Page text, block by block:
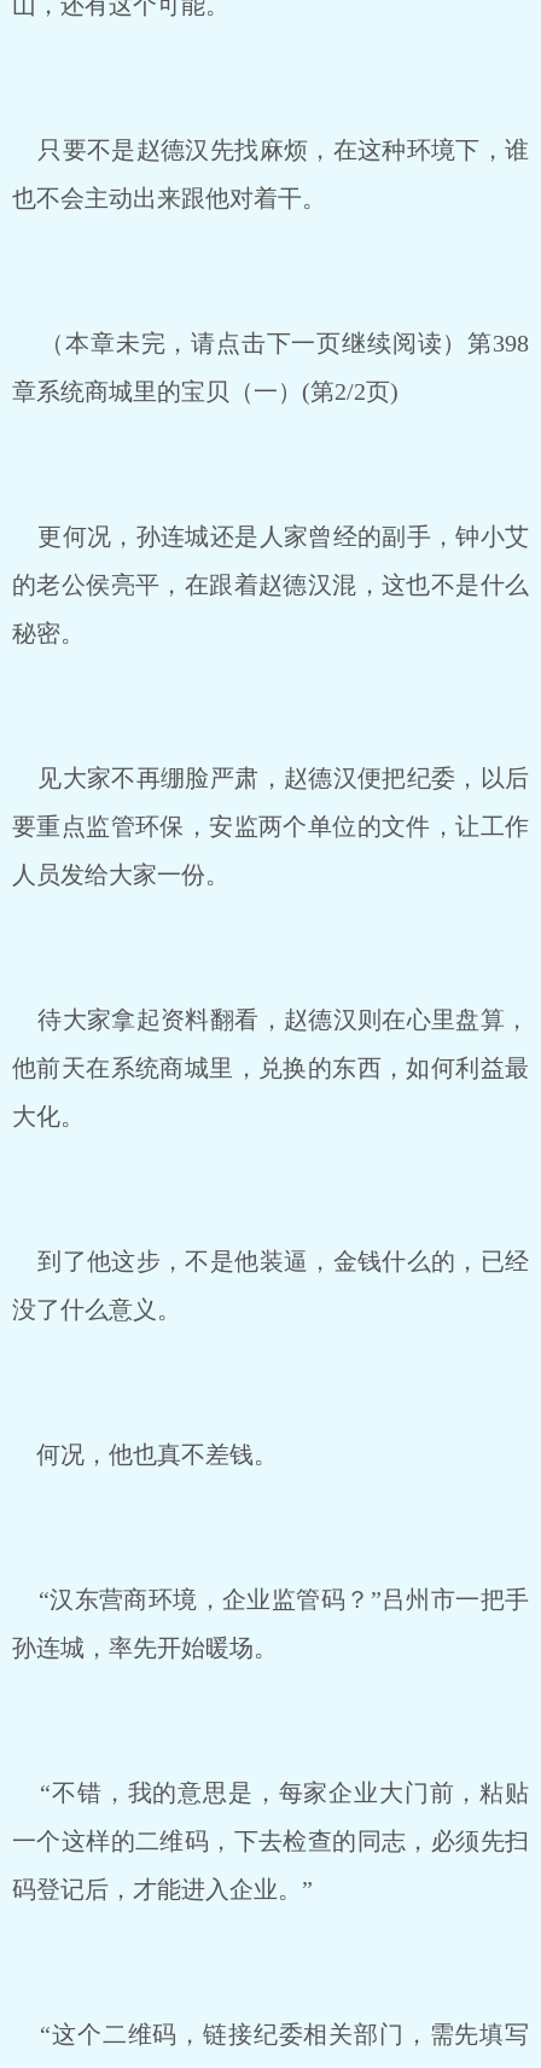
只要不是赵德汉先找麻烦，在这种环境下，谁
也不会主动出来跟他对着干。
（本章未完，请点击下一页继续阅读）第398
章系统商城里的宝贝（一）(第2/2页)
更何况，孙连城还是人家曾经的副手，钟小艾
的老公侯亮平，在跟着赵德汉混，这也不是什么
秘密。
见大家不再绷脸严肃，赵德汉便把纪委，以后
要重点监管环保，安监两个单位的文件，让工作
人员发给大家一份。
待大家拿起资料翻看，赵德汉则在心里盘算，
他前天在系统商城里，兑换的东西，如何利益最
大化。
到了他这步，不是他装逼，金钱什么的，已经
没了什么意义。
何况，他也真不差钱。
“汉东营商环境，企业监管码？”吕州市一把手
孙连城，率先开始暖场。
“不错，我的意思是，每家企业大门前，粘贴
一个这样的二维码，下去检查的同志，必须先扫
码登记后，才能进入企业。”
“这个二维码，链接纪委相关部门，需先填写